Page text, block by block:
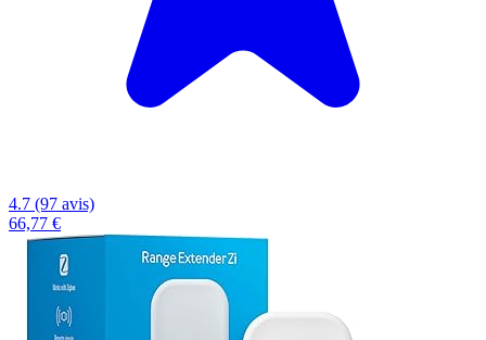
4.7 (97 avis)
66,77 €